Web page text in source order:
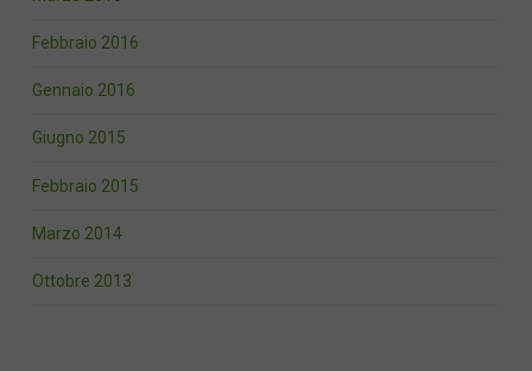
Febbraio 2016
Gennaio 2016
Giugno 2015
Febbraio 2015
Marzo 2014
Ottobre 2013